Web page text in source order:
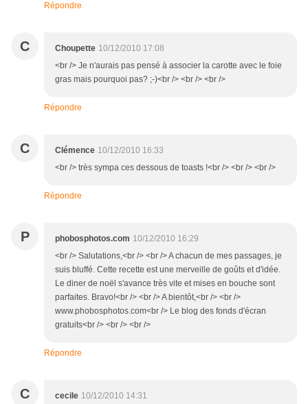
Répondre
C Choupette 10/12/2010 17:08
<br /> Je n'aurais pas pensé à associer la carotte avec le foie
gras mais pourquoi pas? ;-)<br /> <br /> <br />
Répondre
C Clémence 10/12/2010 16:33
<br /> très sympa ces dessous de toasts !<br /> <br /> <br />
Répondre
P phobosphotos.com 10/12/2010 16:29
<br /> Salutations,<br /> <br /> A chacun de mes passages, je
suis bluffé. Cette recette est une merveille de goûts et d'idée.
Le diner de noël s'avance très vite et mises en bouche sont
parfaites. Bravo!<br /> <br /> A bientôt,<br /> <br />
www.phobosphotos.com<br /> Le blog des fonds d'écran
gratuits<br /> <br /> <br />
Répondre
C cecile 10/12/2010 14:31